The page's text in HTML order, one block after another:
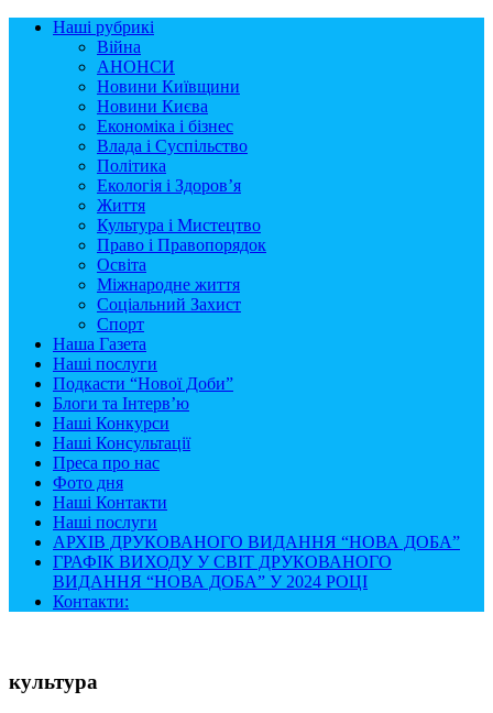
Наші рубрикі
Війна
АНОНСИ
Новини Київщини
Новини Києва
Економіка і бізнес
Влада і Суспільство
Політика
Екологія і Здоров’я
Життя
Культура і Мистецтво
Право і Правопорядок
Освіта
Міжнародне життя
Соціальний Захист
Спорт
Наша Газета
Наші послуги
Подкасти “Нової Доби”
Блоги та Інтерв’ю
Наші Конкурси
Наші Консультації
Преса про нас
Фото дня
Наші Контакти
Наші послуги
АРХІВ ДРУКОВАНОГО ВИДАННЯ “НОВА ДОБА”
ГРАФІК ВИХОДУ У СВІТ ДРУКОВАНОГО
ВИДАННЯ “НОВА ДОБА” У 2024 РОЦІ
Контакти:
культура